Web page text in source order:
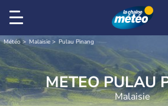
Météo Malaisie Pulau Pinang
METEO PULAU
Malaisie